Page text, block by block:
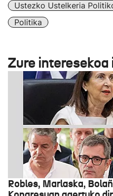
Ustezko Ustelkeria
Politika
Zure interesekoa
Robles, Marlaska,